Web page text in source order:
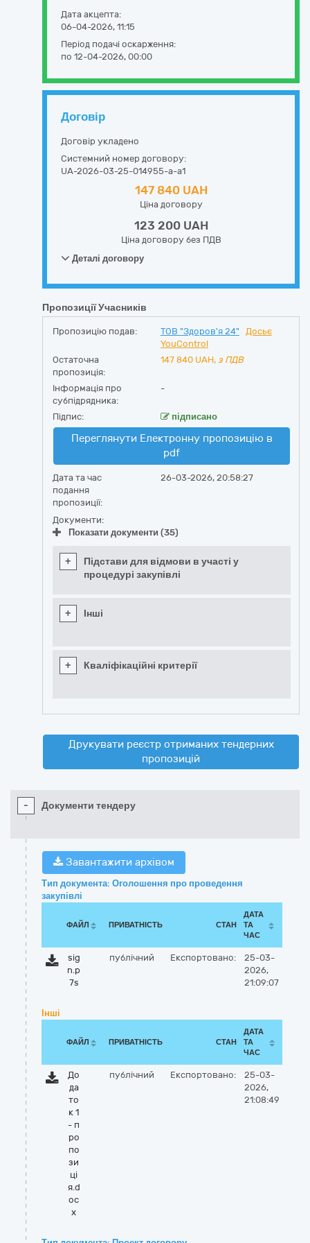
Дата акцепта:
06-04-2026, 11:15
Період подачі оскарження:
по 12-04-2026, 00:00
Договір
Договір укладено
Системний номер договору:
UA-2026-03-25-014955-a-a1
147 840 UAH
Ціна договору
123 200 UAH
Ціна договору без ПДВ
Деталі договору
Пропозиції Учасників
Пропозицію подав: ТОВ "Здоров'я 24"
Досьє
YouControl
Остаточна
пропозиція:
147 840 UAH, з ПДВ
Інформація про
субпідрядника:
-
Підпис: підписано
Переглянути Електронну пропозицію в
pdf
Дата та час
подання
пропозиції:
26-03-2026, 20:58:27
Документи:
Показати документи (35)
+
Підстави для відмови в участі у
процедурі закупівлі
+ Інші
+ Кваліфікаційні критерії
Друкувати реєстр отриманих тендерних
пропозицій
- Документи тендеру
Завантажити архівом
Тип документа: Оголошення про проведення
закупівлі
ФАЙЛ ПРИВАТНІСТЬ СТАН
ДАТА
ТА
ЧАС
sig
n.p
7s
публічний Експортовано:
25-03-
2026,
21:09:07
Інші
ФАЙЛ ПРИВАТНІСТЬ СТАН
ДАТА
ТА
ЧАС
До
да
то
к 1
- п
ро
по
зи
ці
я.d
oc
x
публічний Експортовано:
25-03-
2026,
21:08:49